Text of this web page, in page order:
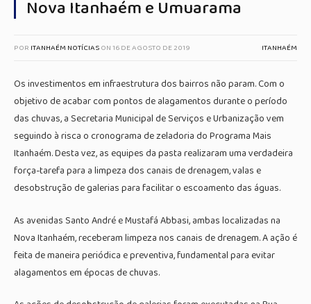
Nova Itanhaém e Umuarama
POR ITANHAÉM NOTÍCIASON16 DE AGOSTO DE 2019 ITANHAÉM
Os investimentos em infraestrutura dos bairros não param. Com o
objetivo de acabar com pontos de alagamentos durante o período
das chuvas, a Secretaria Municipal de Serviços e Urbanização vem
seguindo à risca o cronograma de zeladoria do Programa Mais
Itanhaém. Desta vez, as equipes da pasta realizaram uma verdadeira
força-tarefa para a limpeza dos canais de drenagem, valas e
desobstrução de galerias para facilitar o escoamento das águas.
As avenidas Santo André e Mustafá Abbasi, ambas localizadas na
Nova Itanhaém, receberam limpeza nos canais de drenagem. A ação é
feita de maneira periódica e preventiva, fundamental para evitar
alagamentos em épocas de chuvas.